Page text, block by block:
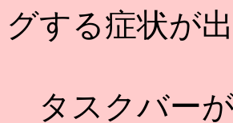
グする症状が
タスクバー